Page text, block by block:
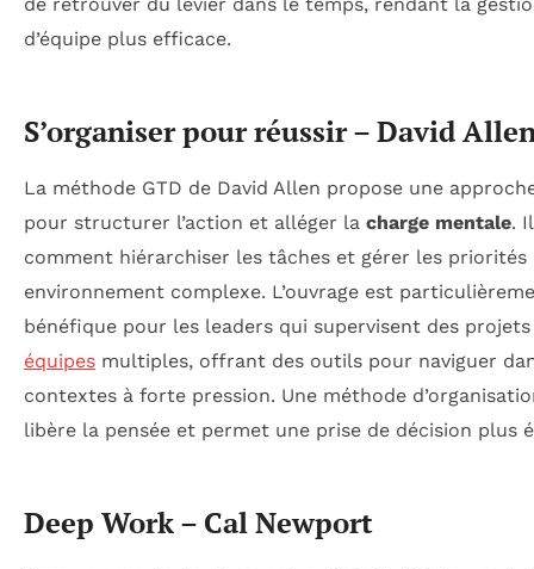
de retrouver du levier dans le temps, rendant la
d’équipe plus efficace.
S’organiser pour réussir – David
La méthode GTD de David Allen propose une
pour structurer l’action et alléger la charge mentale.
comment hiérarchiser les tâches et gérer les priorités
environnement complexe. L’ouvrage est
bénéfique pour les leaders qui supervisent des
équipes multiples, offrant des outils pour naviguer
contextes à forte pression. Une méthode
libère la pensée et permet une prise de décision plus
Deep Work – Cal Newport